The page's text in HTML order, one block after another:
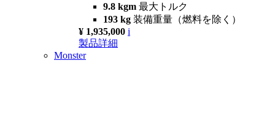
9.8 kgm 最大トルク
193 kg 装備重量（燃料を除く）
¥ 1,935,000 i
製品詳細
Monster